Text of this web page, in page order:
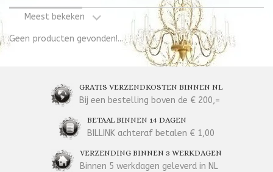
Meest bekeken
Geen producten gevonden!...
GRATIS VERZENDKOSTEN BINNEN NL
Bij een bestelling boven de € 200,=
BETAAL BINNEN 14 DAGEN
BILLINK achteraf betalen € 1,00
VERZENDING BINNEN 3 WERKDAGEN
Binnen 5 werkdagen geleverd in NL